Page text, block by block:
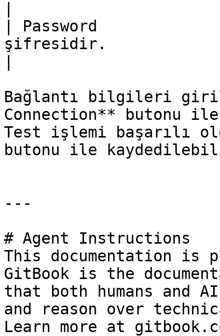
| Password
şifresidir.
Bağlantı bilgileri
Connection** butonu
Test işlemi başarılı
butonu ile
---
# Agent Instructions
This documentation is
GitBook is the
that both humans and
and reason over
Learn more at